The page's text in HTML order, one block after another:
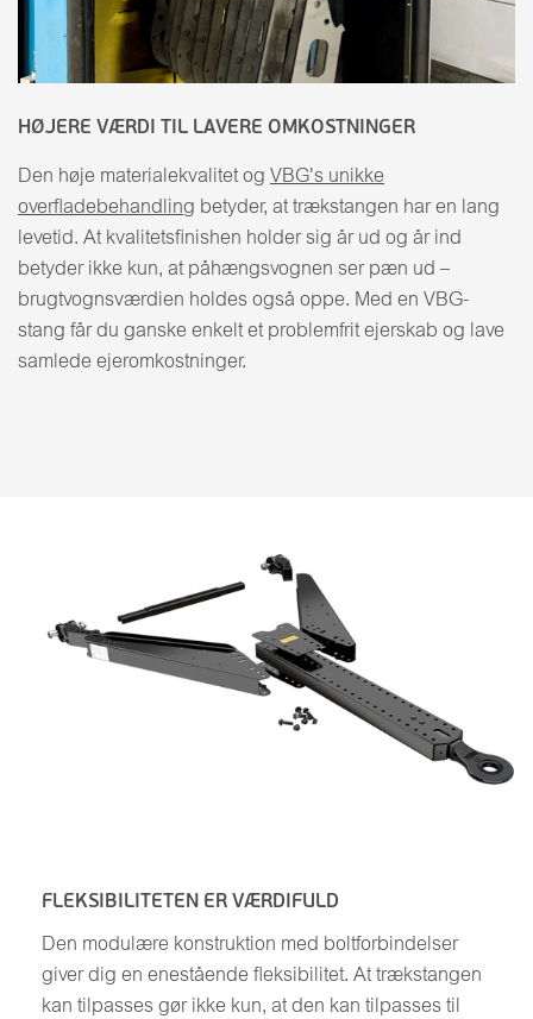
HØJERE VÆRDI TIL LAVERE OMKOSTNINGER
Den høje materialekvalitet og VBG's unikke
overfladebehandling betyder, at trækstangen har en lang
levetid. At kvalitetsfinishen holder sig år ud og år ind
betyder ikke kun, at påhængsvognen ser pæn ud –
brugtvognsværdien holdes også oppe. Med en VBG-
stang får du ganske enkelt et problemfrit ejerskab og lave
samlede ejeromkostninger.
FLEKSIBILITETEN ER VÆRDIFULD
Den modulære konstruktion med boltforbindelser
giver dig en enestående fleksibilitet. At trækstangen
kan tilpasses gør ikke kun, at den kan tilpasses til